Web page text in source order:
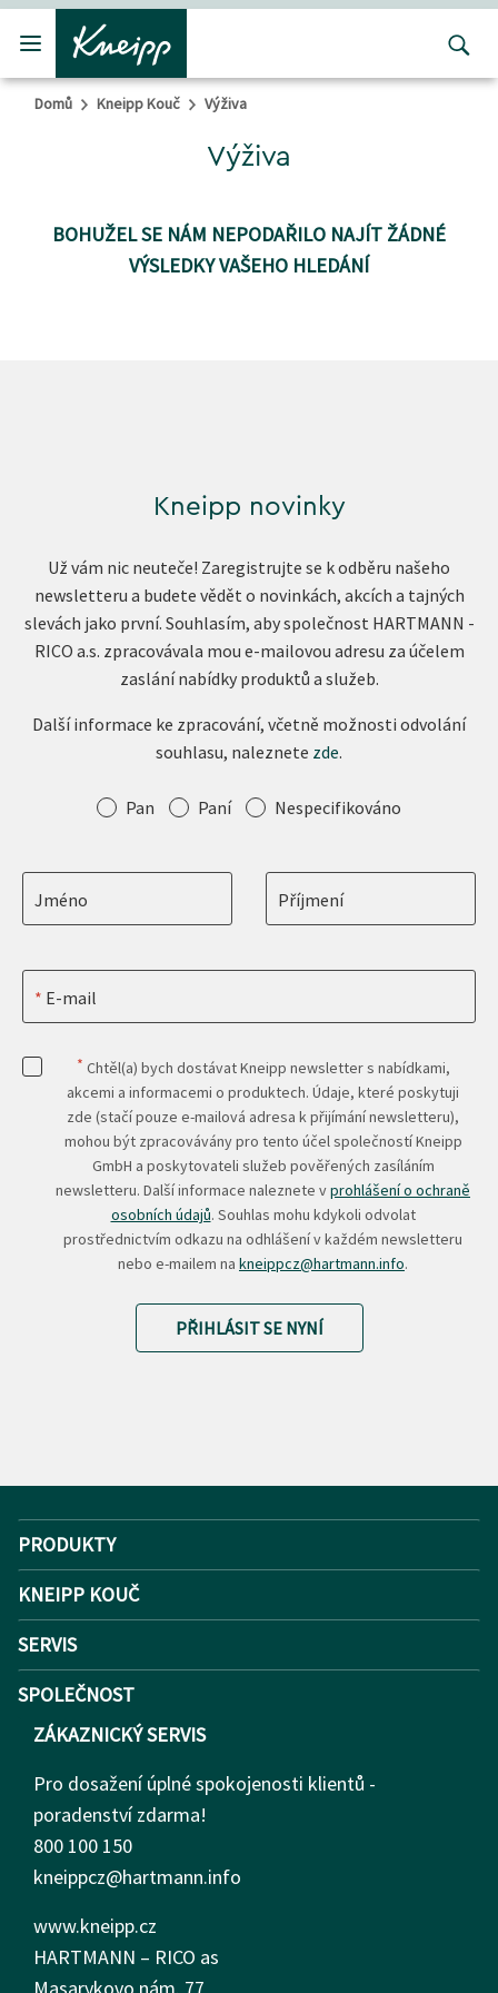
Přejít na hlavní obsah
Přejít na obsah patičky
Domů Kneipp Kouč Výživa
Výživa
BOHUŽEL SE NÁM NEPODAŘILO NAJÍT ŽÁDNÉ
VÝSLEDKY VAŠEHO HLEDÁNÍ
Kneipp novinky
Už vám nic neuteče! Zaregistrujte se k odběru našeho
newsletteru a budete vědět o novinkách, akcích a tajných
slevách jako první. Souhlasím, aby společnost HARTMANN -
RICO a.s. zpracovávala mou e-mailovou adresu za účelem
zaslání nabídky produktů a služeb.
Další informace ke zpracování, včetně možnosti odvolání
souhlasu, naleznete zde.
Oslovení Pan Paní Nespecifikováno
Jméno Příjmení
E-mail
* Chtěl(a) bych dostávat Kneipp newsletter s nabídkami,
akcemi a informacemi o produktech. Údaje, které poskytuji
zde (stačí pouze e-mailová adresa k přijímání newsletteru),
mohou být zpracovávány pro tento účel společností Kneipp
GmbH a poskytovateli služeb pověřených zasíláním
newsletteru. Další informace naleznete vprohlášení o ochraně
osobních údajů. Souhlas mohu kdykoli odvolat
prostřednictvím odkazu na odhlášení v každém newsletteru
nebo e-mailem na kneippcz@hartmann.info.
PŘIHLÁSIT SE NYNÍ
PRODUKTY
KNEIPP KOUČ
SERVIS
SPOLEČNOST
ZÁKAZNICKÝ SERVIS
Pro dosažení úplné spokojenosti klientů -
poradenství zdarma!
800 100 150
kneippcz@hartmann.info
www.kneipp.cz
HARTMANN – RICO as
Masarykovo nám. 77